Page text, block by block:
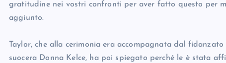
gratitudine nei vostri confronti per aver fatto questo per
aggiunto.
Taylor, che alla cerimonia era accompagnata dal
suocera Donna Kelce, ha poi spiegato perché le è stata